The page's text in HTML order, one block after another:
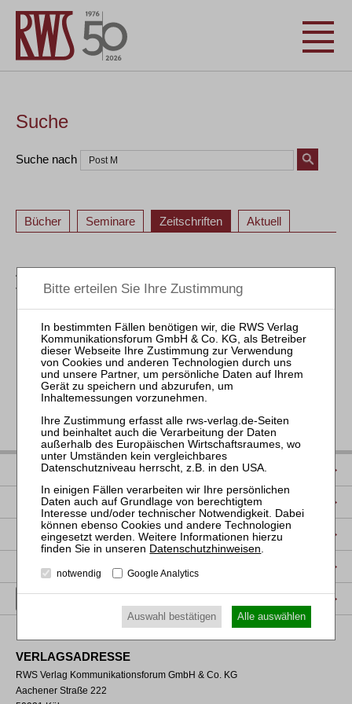
Suche
Suche nach
Bücher Seminare Zeitschriften Aktuell
ZBB – Zeitschrift für Bankrecht und Bankwirtschaft /
Journal of Banking Law and Banking
1 2 3 4 5 6
2 3 4 5 6
IMPRESSUM
DATENSCHUTZ
NUTZUNGSBESTIMMUNGEN/AGB
PRODUKTSICHERHEIT (GPSR)
VERTRAG WIDERRUFEN
VERLAGSADRESSE
RWS Verlag Kommunikationsforum GmbH & Co. KG
Aachener Straße 222
Datenschutzhinweisen.
notwendig Google Analytics
Auswahl bestätigen Alle auswählen